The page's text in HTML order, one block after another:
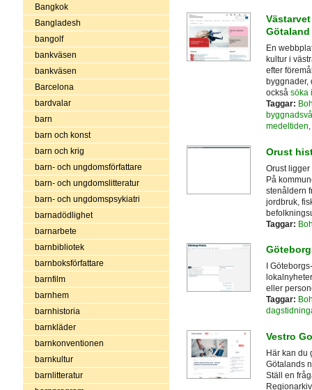
Bangkok
Bangladesh
bangolf
bankväsen
bankväsen
Barcelona
bardvalar
barn
barn och konst
barn och krig
barn- och ungdomsförfattare
barn- och ungdomslitteratur
barn- och ungdomspsykiatri
barnadödlighet
barnarbete
barnbibliotek
barnboksförfattare
barnfilm
barnhem
barnhistoria
barnkläder
barnkonventionen
barnkultur
barnlitteratur
Götaland
En
kultur i
efter
byggnader,
också söka
Taggar:
medeltiden,
Orust
Orust ligger
På
stenåldern
jordbruk,
Taggar:
I
eller
Taggar:
Vestro
Här kan du
Götalands
Ställ en